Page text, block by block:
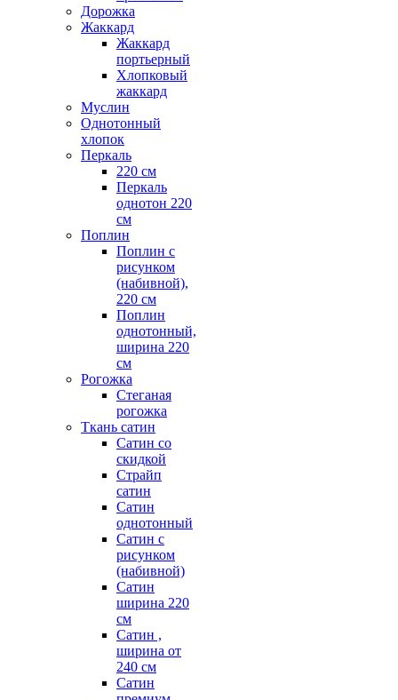
Дорожка
Жаккард
Жаккард
портьерный
Хлопковый
жаккард
Муслин
Однотонный
хлопок
Перкаль
220 см
Перкаль
однотон 220
см
Поплин
Поплин с
рисунком
(набивной),
220 см
Поплин
однотонный,
ширина 220
см
Рогожка
Стеганая
рогожка
Ткань сатин
Сатин со
скидкой
Страйп
сатин
Сатин
однотонный
Сатин с
рисунком
(набивной)
Сатин
ширина 220
см
Сатин ,
ширина от
240 см
Сатин